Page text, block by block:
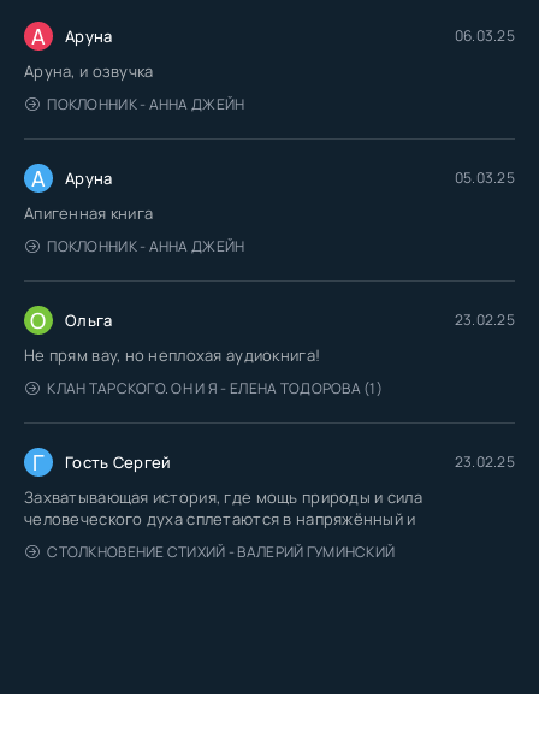
А Аруна 06.03.25
Аруна, и озвучка
ПОКЛОННИК - АННА ДЖЕЙН
А Аруна 05.03.25
Апигенная книга
ПОКЛОННИК - АННА ДЖЕЙН
О Ольга 23.02.25
Не прям вау, но неплохая аудиокнига!
КЛАН ТАРСКОГО. ОН И Я - ЕЛЕНА ТОДОРОВА (1)
Г Гость Сергей 23.02.25
Захватывающая история, где мощь природы и сила
человеческого духа сплетаются в напряжённый и
СТОЛКНОВЕНИЕ СТИХИЙ - ВАЛЕРИЙ ГУМИНСКИЙ